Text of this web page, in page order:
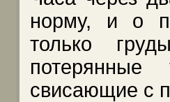
норму, и о
только
свисающие с